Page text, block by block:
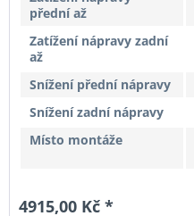
přední až
Zatížení nápravy zadní
až
Snížení přední nápravy
Snížení zadní nápravy
Místo montáže
4915,00 Kč *